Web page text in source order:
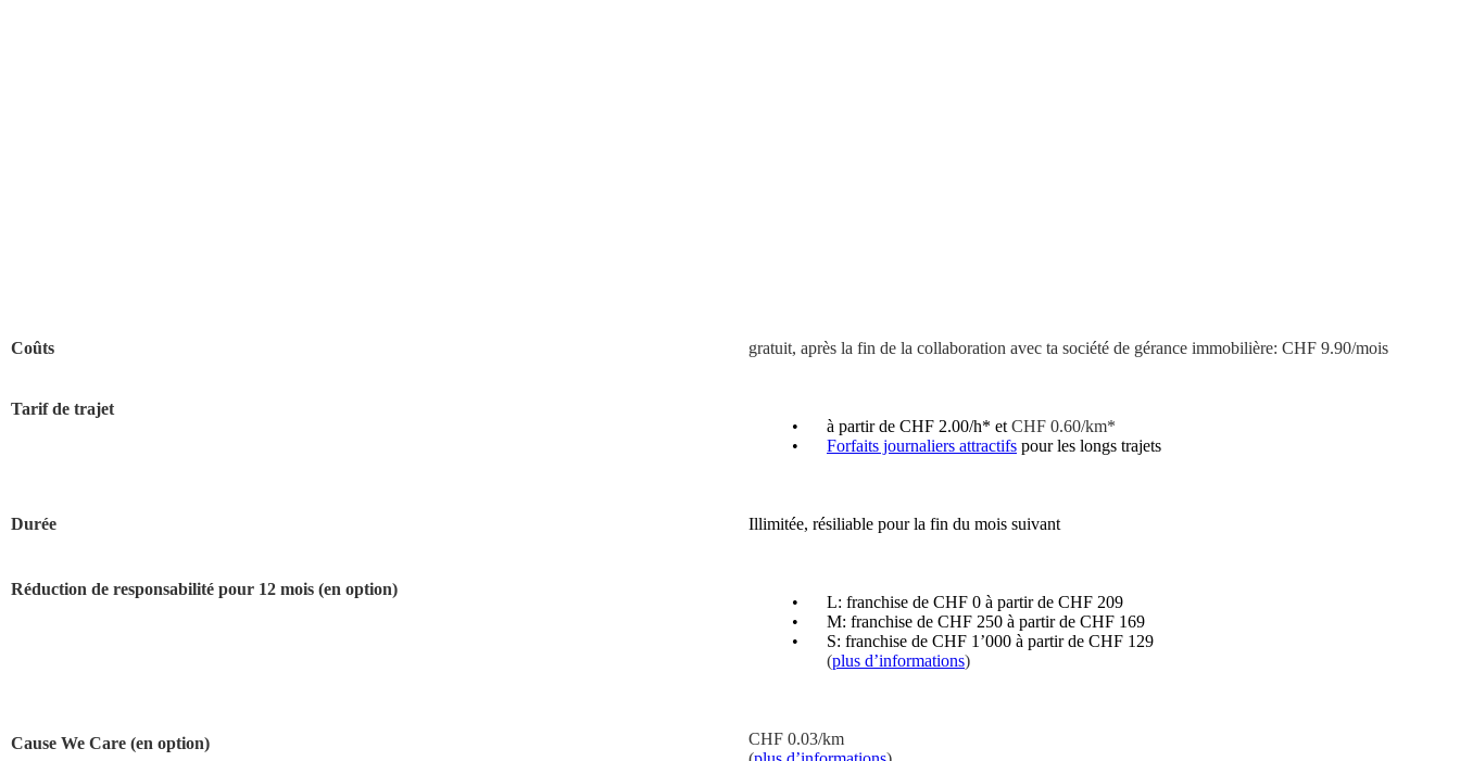
Coûts gratuit, après la fin de la collaboration avec ta société de gérance immobilière: CHF 9.90/mois
Tarif de trajet
à partir de CHF 2.00/h* et CHF 0.60/km*
Forfaits journaliers attractifs pour les longs trajets
Durée Illimitée, résiliable pour la fin du mois suivant
Réduction de responsabilité pour 12 mois (en option)
L: franchise de CHF 0 à partir de CHF 209
M: franchise de CHF 250 à partir de CHF 169
S: franchise de CHF 1’000 à partir de CHF 129
(plus d’informations)
Cause We Care (en option)
CHF 0.03/km